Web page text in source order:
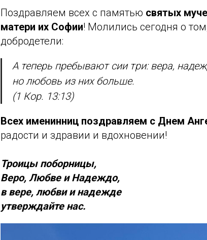
Поздравляем всех с памятью святых
матери их Софии! Молились сегодня о
добродетели:
А теперь пребывают сии три: вера,
но любовь из них больше.
(1 Кор. 13:13)
Всех именинниц поздравляем с Днем
радости и здравии и вдохновении!
Троицы поборницы,
Веро, Любве и Надеждо,
в вере, любви и надежде
утверждайте нас.